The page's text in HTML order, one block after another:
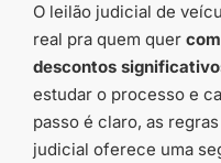
O leilão judicial de
real pra quem quer
descontos
estudar o processo e
passo é claro, as
judicial oferece uma